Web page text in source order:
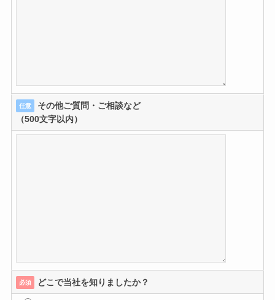
任意
その他ご質問・ご相談など
（500文字以内）
必須 どこで当社を知りましたか？